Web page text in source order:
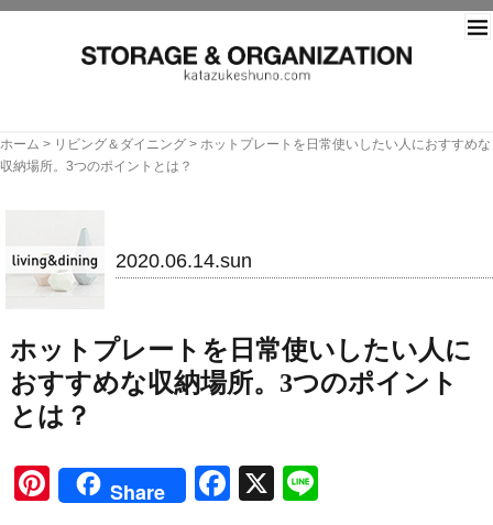
ホーム > リビング＆ダイニング > ホットプレートを日常使いしたい人におすすめな
収納場所。3つのポイントとは？
2020.06.14.sun
ホットプレートを日常使いしたい人に
おすすめな収納場所。3つのポイント
とは？
Pinterest
Share Facebook
X